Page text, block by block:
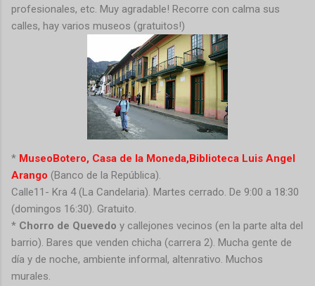
profesionales, etc. Muy agradable! Recorre con calma sus
calles, hay varios museos (gratuitos!)
* MuseoBotero, Casa de la Moneda,Biblioteca Luis Angel
Arango (Banco de la República).
Calle11- Kra 4 (La Candelaria). Martes cerrado. De 9:00 a 18:30
(domingos 16:30). Gratuito.
* Chorro de Quevedo y callejones vecinos (en la parte alta del
barrio). Bares que venden chicha (carrera 2). Mucha gente de
día y de noche, ambiente informal, altenrativo. Muchos
murales.